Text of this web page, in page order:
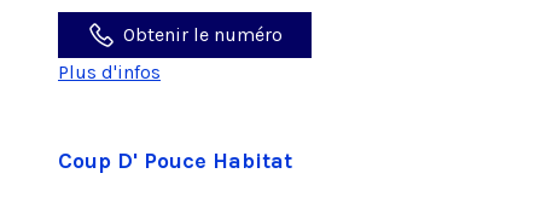
Obtenir le numéro
Plus d'infos
Coup D' Pouce Habitat